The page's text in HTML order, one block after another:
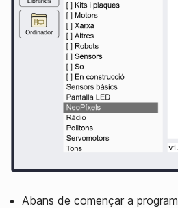
Abans de començar a